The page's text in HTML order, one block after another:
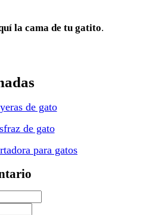
la cama de tu gatito.
de gato
de gato
para gatos